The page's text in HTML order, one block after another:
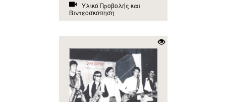
Υλικό Προβολής και
Βιντεοσκόπηση